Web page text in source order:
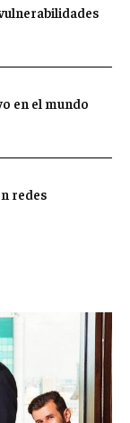
en el mundo
redes